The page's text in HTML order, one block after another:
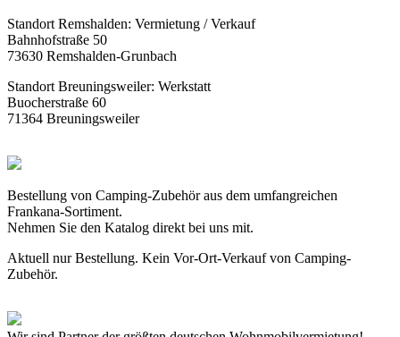
Standort Remshalden: Vermietung / Verkauf
Bahnhofstraße 50
73630 Remshalden-Grunbach
Standort Breuningsweiler: Werkstatt
Buocherstraße 60
71364 Breuningsweiler
Bestellung von Camping-Zubehör aus dem umfangreichen
Frankana-Sortiment.
Nehmen Sie den Katalog direkt bei uns mit.
Aktuell nur Bestellung. Kein Vor-Ort-Verkauf von Camping-
Zubehör.